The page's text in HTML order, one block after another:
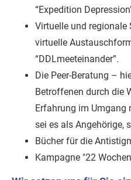
“Expedition
Virtuelle und
virtuelle
“DDLmeeteinander”.
Die Peer-Beratung –
Betroffenen durch die
Erfahrung im Umgang
sei es als Angehörige,
Bücher für die
Kampagne "22